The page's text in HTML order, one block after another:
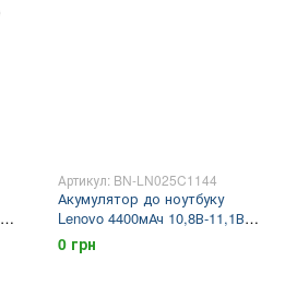
Артикул: BN-LN025C1144
Акумулятор до ноутбуку
Lenovo 4400мАч 10,8В-11,1В
L08L6D13, L08O6D13,
L08S6D13, IdeaPad Y450,
0 грн